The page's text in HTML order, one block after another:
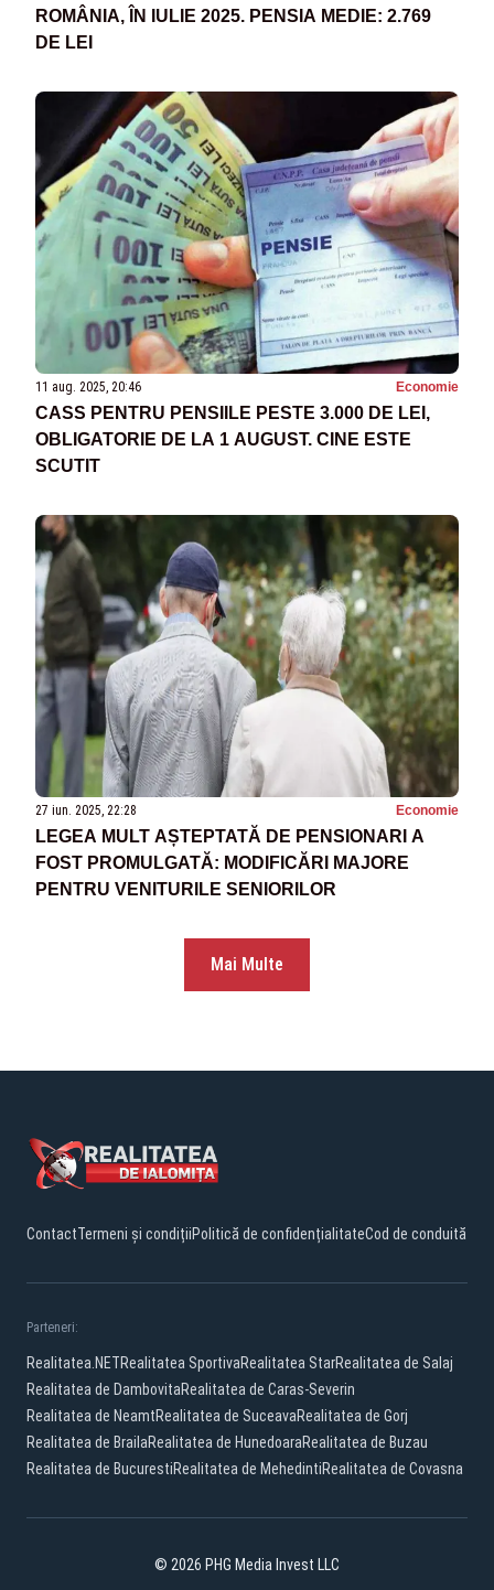
ROMÂNIA, ÎN IULIE 2025. PENSIA MEDIE: 2.769
DE LEI
11 aug. 2025, 20:46 Economie
CASS PENTRU PENSIILE PESTE 3.000 DE LEI,
OBLIGATORIE DE LA 1 AUGUST. CINE ESTE
SCUTIT
27 iun. 2025, 22:28 Economie
LEGEA MULT AȘTEPTATĂ DE PENSIONARI A
FOST PROMULGATĂ: MODIFICĂRI MAJORE
PENTRU VENITURILE SENIORILOR
Mai Multe
ContactTermeni și condițiiPolitică de confidențialitateCod de conduită
Parteneri:
Realitatea.NETRealitatea SportivaRealitatea StarRealitatea de Salaj
Realitatea de DambovitaRealitatea de Caras-Severin
Realitatea de NeamtRealitatea de SuceavaRealitatea de Gorj
Realitatea de BrailaRealitatea de HunedoaraRealitatea de Buzau
Realitatea de BucurestiRealitatea de MehedintiRealitatea de Covasna
© 2026 PHG Media Invest LLC